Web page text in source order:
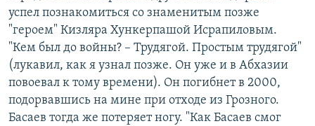
успел познакомиться со знаменитым позже
"героем" Кизляра Хункерпашой Исрапиловым.
"Кем был до войны? – Трудягой. Простым трудягой"
(лукавил, как я узнал позже. Он уже и в Абхазии
повоевал к тому времени). Он погибнет в 2000,
подорвавшись на мине при отходе из Грозного.
Басаев тогда же потеряет ногу. "Как Басаев смог